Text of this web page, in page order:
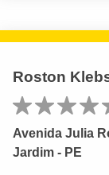
Roston
Avenida Julia
Jardim - PE